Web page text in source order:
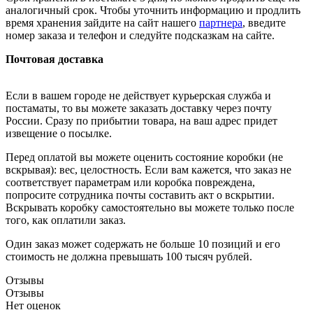
аналогичный срок. Чтобы уточнить информацию и продлить
время хранения зайдите на сайт нашего партнера, введите
номер заказа и телефон и следуйте подсказкам на сайте.
Почтовая доставка
Если в вашем городе не действует курьерская служба и
постаматы, то вы можете заказать доставку через почту
России. Сразу по прибытии товара, на ваш адрес придет
извещение о посылке.
Перед оплатой вы можете оценить состояние коробки (не
вскрывая): вес, целостность. Если вам кажется, что заказ не
соответствует параметрам или коробка повреждена,
попросите сотрудника почты составить акт о вскрытии.
Вскрывать коробку самостоятельно вы можете только после
того, как оплатили заказ.
Один заказ может содержать не больше 10 позиций и его
стоимость не должна превышать 100 тысяч рублей.
Отзывы
Отзывы
Нет оценок